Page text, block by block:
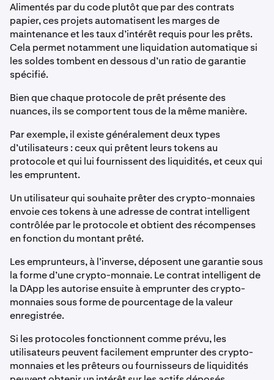
Alimentés par du code plutôt que par des contrats
papier, ces projets automatisent les marges de
maintenance et les taux d’intérêt requis pour les prêts.
Cela permet notamment une liquidation automatique si
les soldes tombent en dessous d’un ratio de garantie
spécifié.
Bien que chaque protocole de prêt présente des
nuances, ils se comportent tous de la même manière.
Par exemple, il existe généralement deux types
d’utilisateurs : ceux qui prêtent leurs tokens au
protocole et qui lui fournissent des liquidités, et ceux qui
les empruntent.
Un utilisateur qui souhaite prêter des crypto-monnaies
envoie ces tokens à une adresse de contrat intelligent
contrôlée par le protocole et obtient des récompenses
en fonction du montant prêté.
Les emprunteurs, à l’inverse, déposent une garantie sous
la forme d’une crypto-monnaie. Le contrat intelligent de
la DApp les autorise ensuite à emprunter des crypto-
monnaies sous forme de pourcentage de la valeur
enregistrée.
Si les protocoles fonctionnent comme prévu, les
utilisateurs peuvent facilement emprunter des crypto-
monnaies et les prêteurs ou fournisseurs de liquidités